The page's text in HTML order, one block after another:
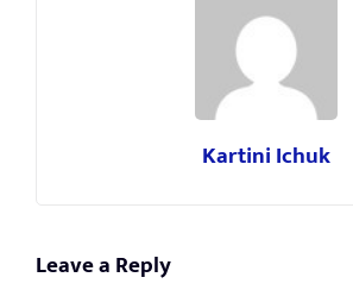
Kartini Ichuk
Leave a Reply